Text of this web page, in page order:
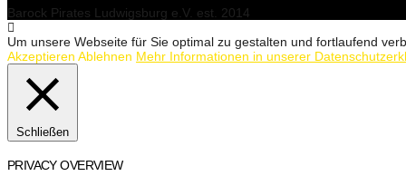
Barock Pirates Ludwigsburg e.V. est. 2014
Um unsere Webseite für Sie optimal zu gestalten und fortlaufend
Akzeptieren Ablehnen Mehr Informationen in unserer
Schließen
PRIVACY OVERVIEW